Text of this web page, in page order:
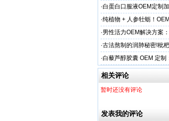
按需定制
·白蛋白口服液OEM定制
属服务
·纯植物 + 人参牡蛎！
力保驾护航
·男性活力OEM解决方案
出口市场专属
·古法熬制的润肺秘密!枇
EM加工
·白藜芦醇胶囊 OEM 定
牌精准布局大健康
相关评论
暂时还没有评论
发表我的评论